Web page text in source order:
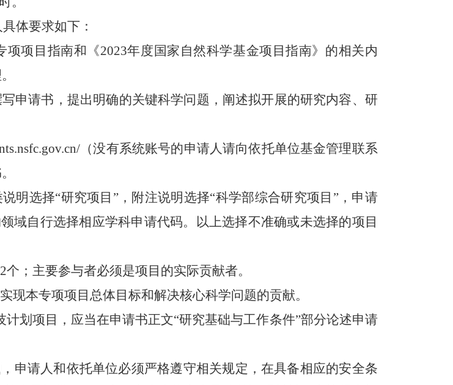
体要求如下：
项项目指南和《2023年度国家自然科学基金项目指南》的相关内
申请书，提出明确的关键科学问题，阐述拟开展的研究内容、研
（没有系统账号的申请人请向依托单位基金管理联系
明选择“研究项目”，附注说明选择“科学部综合研究项目”，申请
域自行选择相应学科申请代码。以上选择不准确或未选择的项目
2个；主要参与者必须是项目的实际贡献者。
现本专项项目总体目标和解决核心科学问题的贡献。
划项目，应当在申请书正文“研究基础与工作条件”部分论述申请
申请人和依托单位必须严格遵守相关规定，在具备相应的安全条